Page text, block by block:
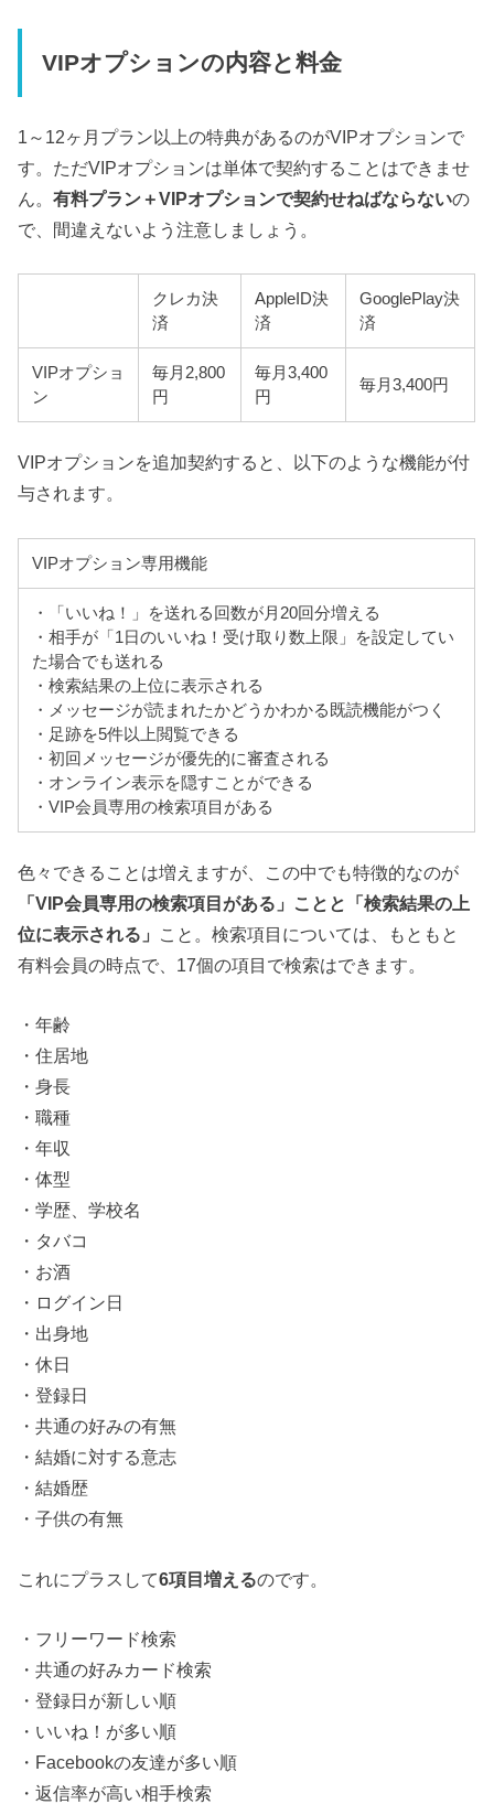
VIPオプションの内容と料金
1～12ヶ月プラン以上の特典があるのがVIPオプションで
す。ただVIPオプションは単体で契約することはできませ
ん。有料プラン＋VIPオプションで契約せねばならないの
で、間違えないよう注意しましょう。
クレカ決
済
AppleID決
済
GooglePlay決
済
VIPオプショ
ン
毎月2,800
円
毎月3,400
円
毎月3,400円
VIPオプションを追加契約すると、以下のような機能が付
与されます。
VIPオプション専用機能
・「いいね！」を送れる回数が月20回分増える
・相手が「1日のいいね！受け取り数上限」を設定してい
た場合でも送れる
・検索結果の上位に表示される
・メッセージが読まれたかどうかわかる既読機能がつく
・足跡を5件以上閲覧できる
・初回メッセージが優先的に審査される
・オンライン表示を隠すことができる
・VIP会員専用の検索項目がある
色々できることは増えますが、この中でも特徴的なのが
「VIP会員専用の検索項目がある」ことと「検索結果の上
位に表示される」 こと。検索項目については、もともと
有料会員の時点で、17個の項目で検索はできます。
・年齢
・住居地
・身長
・職種
・年収
・体型
・学歴、学校名
・タバコ
・お酒
・ログイン日
・出身地
・休日
・登録日
・共通の好みの有無
・結婚に対する意志
・結婚歴
・子供の有無
これにプラスして6項目増えるのです。
・フリーワード検索
・共通の好みカード検索
・登録日が新しい順
・いいね！が多い順
・Facebookの友達が多い順
・返信率が高い相手検索